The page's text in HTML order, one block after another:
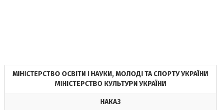
МІНІСТЕРСТВО ОСВІТИ І НАУКИ, МОЛОДІ ТА СПОРТУ УКРАЇНИ
МІНІСТЕРСТВО КУЛЬТУРИ УКРАЇНИ
НАКАЗ